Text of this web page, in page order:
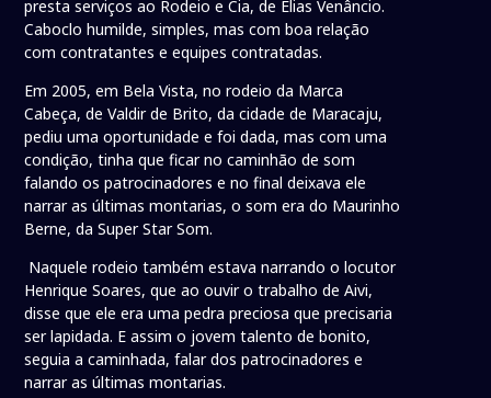
presta serviços ao Rodeio e Cia, de Elias Venâncio.
Caboclo humilde, simples, mas com boa relação
com contratantes e equipes contratadas.
Em 2005, em Bela Vista, no rodeio da Marca
Cabeça, de Valdir de Brito, da cidade de Maracaju,
pediu uma oportunidade e foi dada, mas com uma
condição, tinha que ficar no caminhão de som
falando os patrocinadores e no final deixava ele
narrar as últimas montarias, o som era do Maurinho
Berne, da Super Star Som.
Naquele rodeio também estava narrando o locutor
Henrique Soares, que ao ouvir o trabalho de Aivi,
disse que ele era uma pedra preciosa que precisaria
ser lapidada. E assim o jovem talento de bonito,
seguia a caminhada, falar dos patrocinadores e
narrar as últimas montarias.